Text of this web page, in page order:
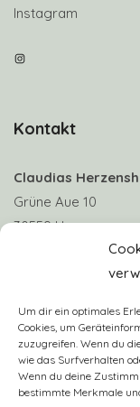
Um dir ein optimales
Cookies, um
zuzugreifen. Wenn du
wie das Surfverhalten
Wenn du deine
bestimmte Merkmale
Instagram
Instagram
Kontakt
Claudias
Grüne Aue 10
30559 Hannover
Telefon: +49 170
Vereinskonto:
IBAN: DE57 8306
BIC: GENODEF1SLR